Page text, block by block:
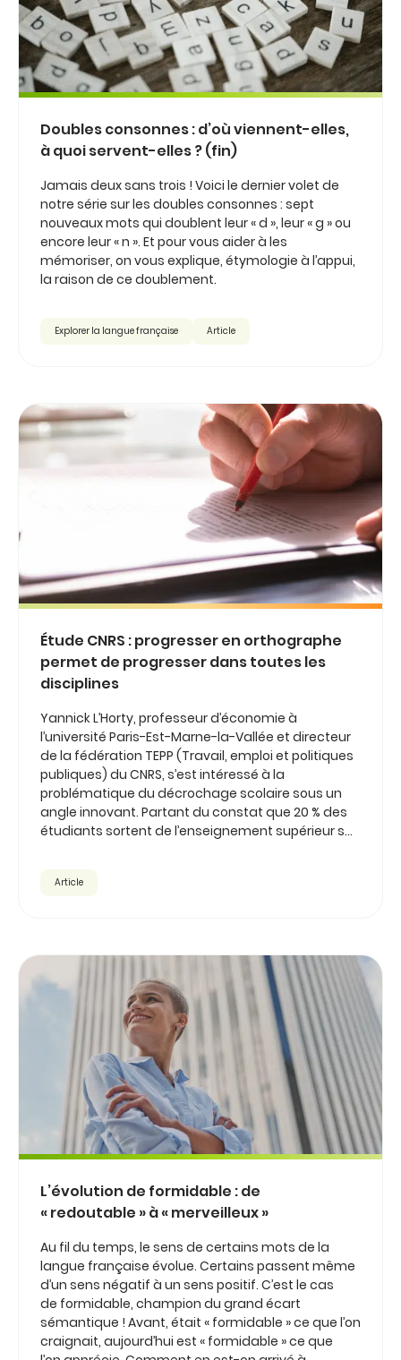
Doubles consonnes : d’où viennent-elles,
à quoi servent-elles ? (fin)
Jamais deux sans trois ! Voici le dernier volet de
notre série sur les doubles consonnes : sept
nouveaux mots qui doublent leur « d », leur « g » ou
encore leur « n ». Et pour vous aider à les
mémoriser, on vous explique, étymologie à l’appui,
la raison de ce doublement.
Explorer la langue française Article
Étude CNRS : progresser en orthographe
permet de progresser dans toutes les
disciplines
Yannick L’Horty, professeur d’économie à
l’université Paris-Est-Marne-la-Vallée et directeur
de la fédération TEPP (Travail, emploi et politiques
publiques) du CNRS, s’est intéressé à la
problématique du décrochage scolaire sous un
angle innovant. Partant du constat que 20 % des
étudiants sortent de l’enseignement supérieur s...
Article
L’évolution de formidable : de
« redoutable » à « merveilleux »
Au fil du temps, le sens de certains mots de la
langue française évolue. Certains passent même
d’un sens négatif à un sens positif. C’est le cas
de formidable, champion du grand écart
sémantique ! Avant, était « formidable » ce que l’on
craignait, aujourd’hui est « formidable » ce que